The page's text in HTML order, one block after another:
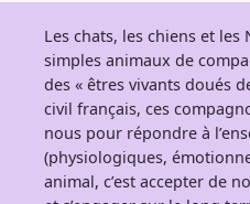
Les chats, les chiens et
simples animaux de
des « êtres vivants doués
civil français, ces
nous pour répondre à
(physiologiques,
animal, c’est accepter de